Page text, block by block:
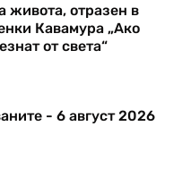
живота, отразен в
Кавамура „Ако
от света“
- 6 август 2026